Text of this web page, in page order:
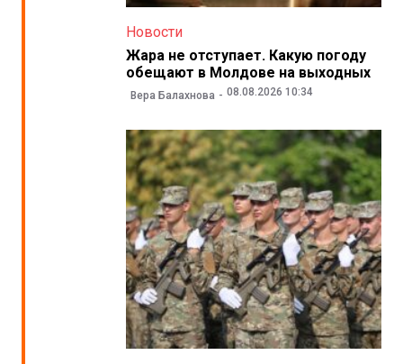
Новости
Жара не отступает. Какую погоду
обещают в Молдове на выходных
Вера Балахнова 08.08.2026 10:34